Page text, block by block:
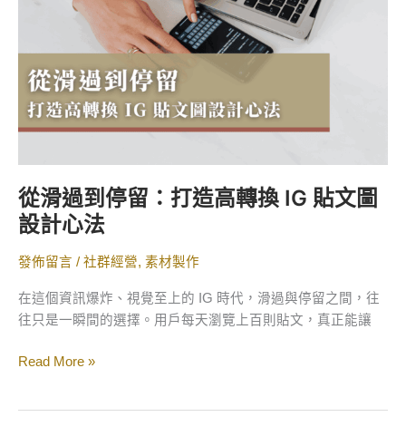
從滑過到停留：打造高轉換 IG 貼文圖
設計心法
發佈留言 / 社群經營, 素材製作
在這個資訊爆炸、視覺至上的 IG 時代，滑過與停留之間，往
往只是一瞬間的選擇。用戶每天瀏覽上百則貼文，真正能讓
高
轉
換
IG
圖
設
心
法
Read More »